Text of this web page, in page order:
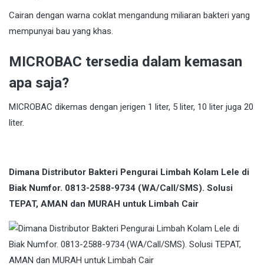
Cairan dengan warna coklat mengandung miliaran bakteri yang
mempunyai bau yang khas.
MICROBAC tersedia dalam kemasan
apa saja?
MICROBAC dikemas dengan jerigen 1 liter, 5 liter, 10 liter juga 20
liter.
Dimana Distributor Bakteri Pengurai Limbah Kolam Lele di
Biak Numfor. 0813-2588-9734 (WA/Call/SMS). Solusi
TEPAT, AMAN dan MURAH untuk Limbah Cair